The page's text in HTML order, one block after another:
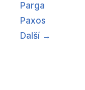
Parga
Paxos
Další →